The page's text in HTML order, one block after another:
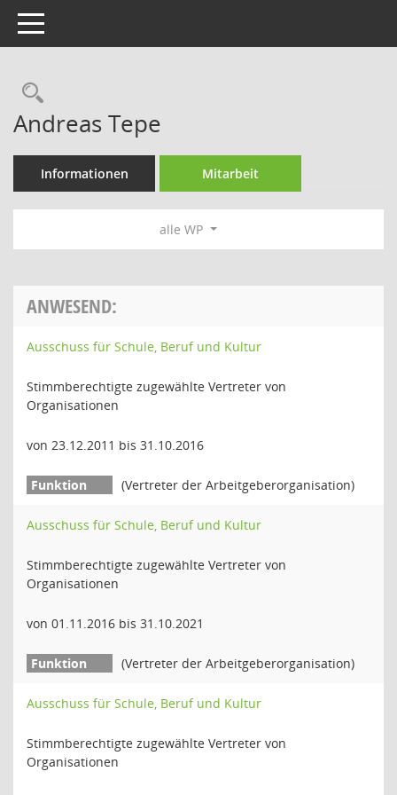
Toggle navigation
Rechercheauswahl
Andreas Tepe
Informationen Mitarbeit
alle WP
ANWESEND:
Ausschuss für Schule, Beruf und Kultur
Stimmberechtigte zugewählte Vertreter von
Organisationen
von 23.12.2011 bis 31.10.2016
(Vertreter der Arbeitgeberorganisation)
Ausschuss für Schule, Beruf und Kultur
Stimmberechtigte zugewählte Vertreter von
Organisationen
von 01.11.2016 bis 31.10.2021
(Vertreter der Arbeitgeberorganisation)
Ausschuss für Schule, Beruf und Kultur
Stimmberechtigte zugewählte Vertreter von
Organisationen